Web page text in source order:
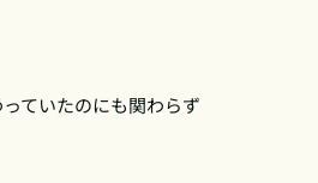
ていたのにも関わらず